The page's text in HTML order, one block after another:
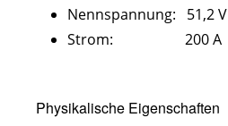
Nennspannung: 51,2 V
Strom: 200 A
Physikalische Eigenschaften